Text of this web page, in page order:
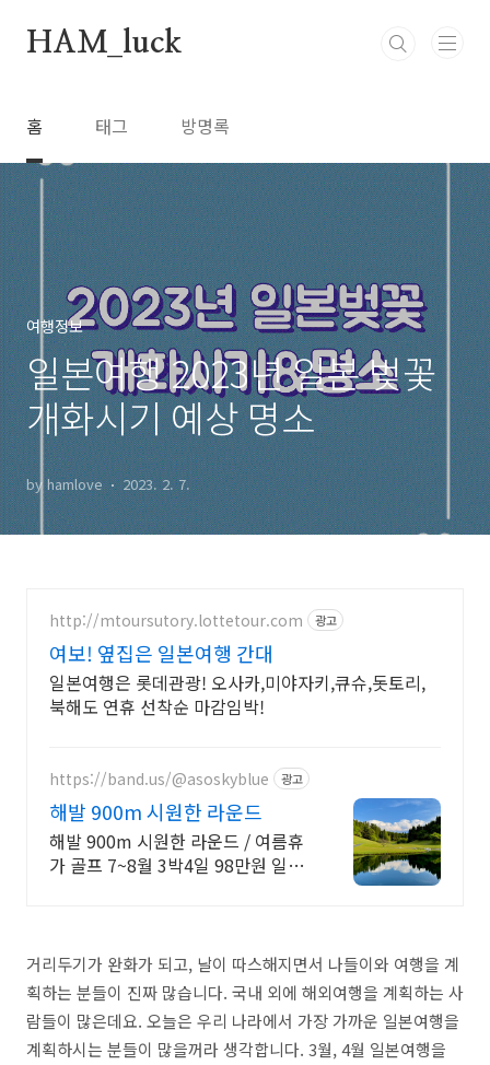
HAM_luck
홈 태그 방명록
여행정보
일본여행 2023년 일본 벚꽃
개화시기 예상 명소
by hamlove 2023. 2. 7.
http://mtoursutory.lottetour.com 광고
여보! 옆집은 일본여행 간대
일본여행은 롯데관광! 오사카,미야자키,큐슈,돗토리,
북해도 연휴 선착순 마감임박!
https://band.us/@asoskyblue 광고
해발 900m 시원한 라운드
해발 900m 시원한 라운드 / 여름휴
가 골프 7~8월 3박4일 98만원 일본
거리두기가 완화가 되고, 날이 따스해지면서 나들이와 여행을 계
획하는 분들이 진짜 많습니다. 국내 외에 해외여행을 계획하는 사
람들이 많은데요. 오늘은 우리 나라에서 가장 가까운 일본여행을
계획하시는 분들이 많을꺼라 생각합니다. 3월, 4월 일본여행을